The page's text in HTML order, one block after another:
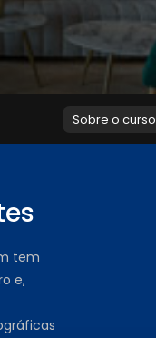
Sobre o curso
tem
e,